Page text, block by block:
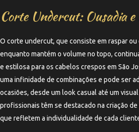
Corte Undercut: Ousadia
O corte undercut, que consiste em raspar
enquanto mantém o volume no topo,
e estilosa para os cabelos crespos em São
uma infinidade de combinações e pode ser
ocasiões, desde um look casual até um
profissionais têm se destacado na criação
que refletem a individualidade de cada